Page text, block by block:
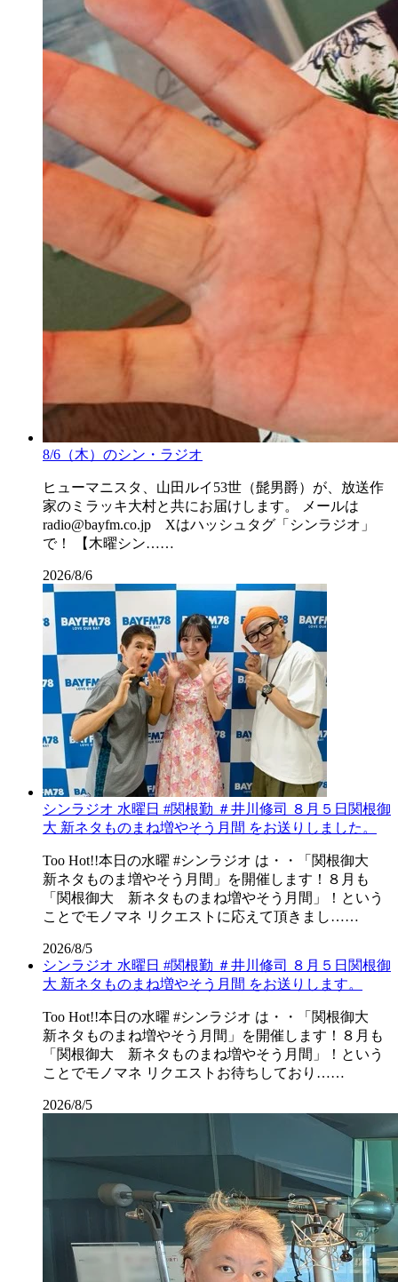
8/6（木）のシン・ラジオ
ヒューマニスタ、山田ルイ53世（髭男爵）が、放送作
家のミラッキ大村と共にお届けします。 メールは
radio@bayfm.co.jp Xはハッシュタグ「シンラジオ」
で！ 【木曜シン……
2026/8/6
シンラジオ 水曜日 #関根勤 ＃井川修司 ８月５日関根御
大 新ネタものまね増やそう月間 をお送りしました。
Too Hot!!本日の水曜 #シンラジオ は・・「関根御大
新ネタものま増やそう月間」を開催します！８月も
「関根御大 新ネタものまね増やそう月間」！という
ことでモノマネ リクエストに応えて頂きまし……
2026/8/5
シンラジオ 水曜日 #関根勤 ＃井川修司 ８月５日関根御
大 新ネタものまね増やそう月間 をお送りします。
Too Hot!!本日の水曜 #シンラジオ は・・「関根御大
新ネタものまね増やそう月間」を開催します！８月も
「関根御大 新ネタものまね増やそう月間」！という
ことでモノマネ リクエストお待ちしており……
2026/8/5